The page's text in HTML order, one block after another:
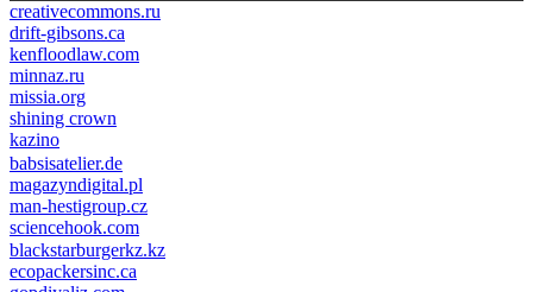
creativecommons.ru
drift-gibsons.ca
kenfloodlaw.com
minnaz.ru
missia.org
shining crown
kazino
casino lemon
pinco giriş
babsisatelier.de
magazyndigital.pl
man-hestigroup.cz
sciencehook.com
олимп казино
blackstarburgerkz.kz
ecopackersinc.ca